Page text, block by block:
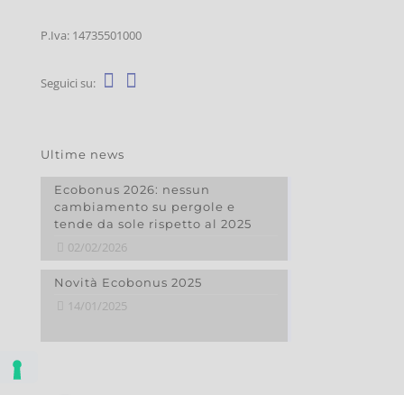
P.Iva: 14735501000
Seguici su:
Ultime news
Ecobonus 2026: nessun
cambiamento su pergole e
tende da sole rispetto al 2025
02/02/2026
Novità Ecobonus 2025
14/01/2025